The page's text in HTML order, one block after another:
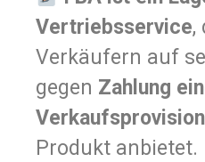
Vertriebsservice,
Verkäufern auf
gegen Zahlung
Verkaufsprovision
Produkt anbietet.